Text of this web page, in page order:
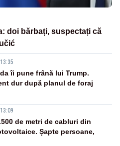
doi bărbați, suspectați că
îi pune frână lui Trump.
dur după planul de foraj
de metri de cabluri din
Șapte persoane,